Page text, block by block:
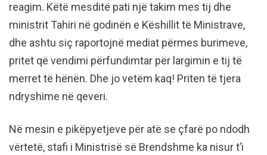
reagim. Këtë mesditë pati një takim mes tij dhe
ministrit Tahiri në godinën e Këshillit të Ministrave,
dhe ashtu siç raportojnë mediat përmes burimeve,
pritet që vendimi përfundimtar për largimin e tij të
merret të hënën. Dhe jo vetëm kaq! Priten të tjera
ndryshime në qeveri.
Në mesin e pikëpyetjeve për atë se çfarë po ndodh
vërtetë, stafi i Ministrisë së Brendshme ka nisur t’i